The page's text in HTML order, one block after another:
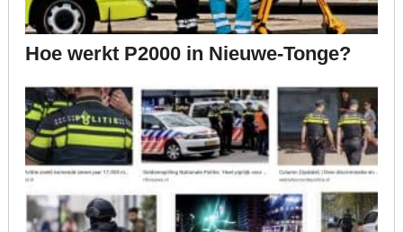
Hoe werkt P2000 in Nieuwe-Tonge?